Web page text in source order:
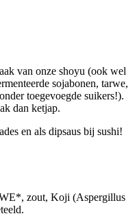
van onze shoyu (ook wel
sojabonen, tarwe,
toegevoegde suikers!).
dan ketjap.
en als dipsaus bij sushi!
zout, Koji (Aspergillus